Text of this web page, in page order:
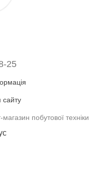
25
сайту
магазин побутової техніки